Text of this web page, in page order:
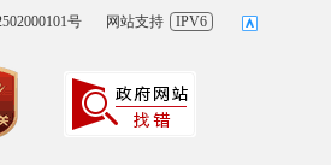
号
网站支持 IPV6